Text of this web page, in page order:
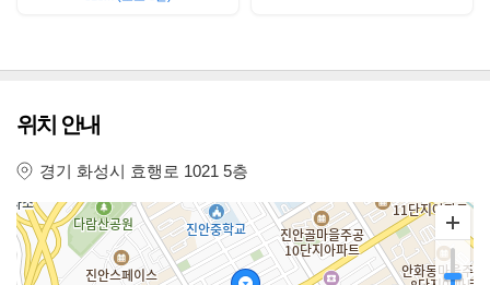
위치 안내
경기 화성시 효행로 1021 5층